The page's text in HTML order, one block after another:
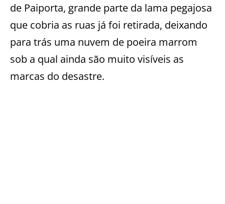
de Paiporta, grande parte da lama pegajosa
que cobria as ruas já foi retirada, deixando
para trás uma nuvem de poeira marrom
sob a qual ainda são muito visíveis as
marcas do desastre.